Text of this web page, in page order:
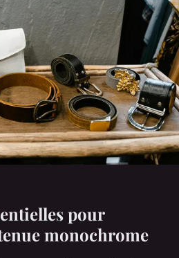
pour
monochrome